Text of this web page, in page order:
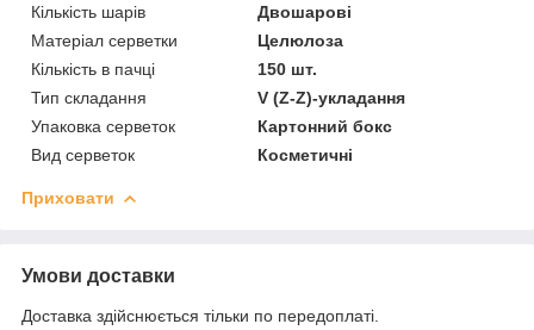
Кількість шарів
Двошарові
Матеріал серветки
Целюлоза
Кількість в пачці
150 шт.
Тип складання
V (Z-Z)-укладання
Упаковка серветок
Картонний бокс
Вид серветок
Косметичні
Приховати
Умови доставки
Доставка здійснюється тільки по передоплаті.